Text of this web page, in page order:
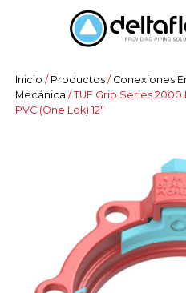
Inicio / Productos/ Conexiones
Mecánica / TUF Grip Series
PVC (One Lok) 12″